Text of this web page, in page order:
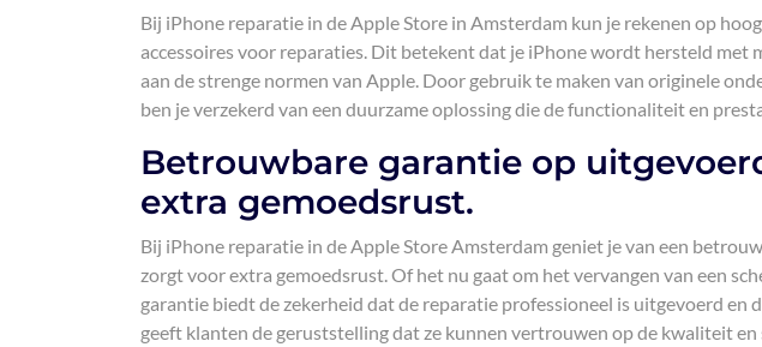
Bij iPhone reparatie in de Apple Store in Amsterdam kun je rekenen op
accessoires voor reparaties. Dit betekent dat je iPhone wordt hersteld met
aan de strenge normen van Apple. Door gebruik te maken van originele
ben je verzekerd van een duurzame oplossing die de functionaliteit en
Betrouwbare garantie op
extra gemoedsrust.
Bij iPhone reparatie in de Apple Store Amsterdam geniet je van een
zorgt voor extra gemoedsrust. Of het nu gaat om het vervangen van een
garantie biedt de zekerheid dat de reparatie professioneel is uitgevoerd
geeft klanten de geruststelling dat ze kunnen vertrouwen op de kwaliteit en